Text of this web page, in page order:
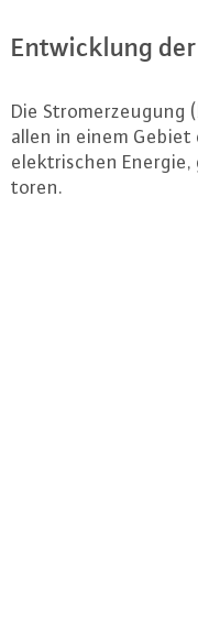
Ent­wick­lung
Die Strom­er­zeu­gung
allen in einem
elek­tri­schen
to­ren.